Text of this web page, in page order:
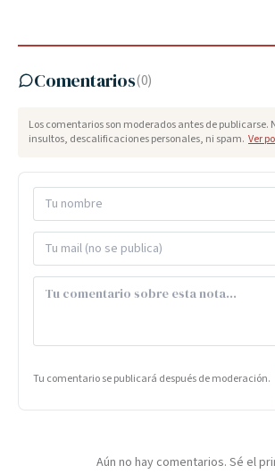
Comentarios(0)
Los comentarios son moderados antes de publicarse.
insultos, descalificaciones personales, ni spam. Ver
Tu comentario se publicará después de moderación.
Aún no hay comentarios. Sé el